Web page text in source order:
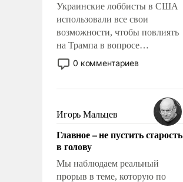
Украинские лоббисты в США
использовали все свои
возможности, чтобы повлиять
на Трампа в вопросе
предоставления вооружений
своим нанимателям. Вероятно,
консультирует Киев, пришла в
голову мысль: хорошо бы
продемонстрировать, что
Украина вступила в
вооруженное противостояние
с Ираном.
0 комментариев
Игорь Мальцев
Главное – не пустить старость
в голову
Мы наблюдаем реальный
прорыв в теме, которую по